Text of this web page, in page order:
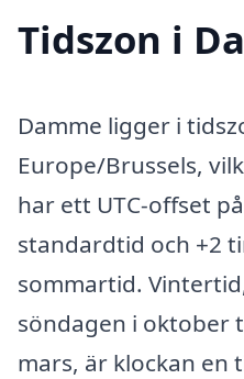
Tidszon i
Damme ligger i
Europe/Brussels,
har ett UTC-offset
standardtid och +2
sommartid.
söndagen i oktober
mars, är klockan en